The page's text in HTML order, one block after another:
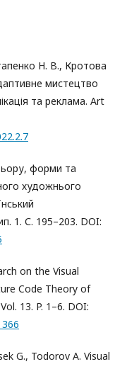
Н. В., Кротова
мистецтво
та реклама. Art
форми та
художнього
1. С. 195–203. DOI:
on the Visual
Code Theory of
13. P. 1–6. DOI:
G., Todorov A. Visual